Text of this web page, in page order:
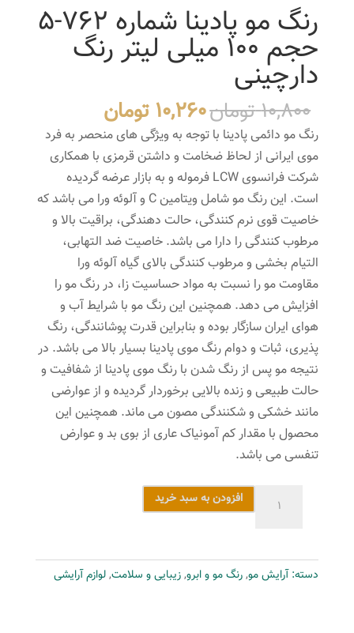
رنگ مو پادینا شماره 762-5
حجم 100 میلی لیتر رنگ
دارچینی
10,800تومانقیمت
اصلی
10,800 تومان
بود.
10,260تومانقیمت
فعلی
10,260 تومان
است.
رنگ مو دائمی پادینا با توجه به ویژگی های منحصر به فرد
موی ایرانی از لحاظ ضخامت و داشتن قرمزی با همکاری
شرکت فرانسوی LCW فرموله و به بازار عرضه گردیده
است. این رنگ مو شامل ویتامین C و آلوئه ورا می باشد که
خاصیت قوی نرم کنندگی، حالت دهندگی، براقیت بالا و
مرطوب کنندگی را دارا می باشد. خاصیت ضد التهابی،
التیام بخشی و مرطوب کنندگی بالای گیاه آلوئه ورا
مقاومت مو را نسبت به مواد حساسیت زا، در رنگ مو را
افزایش می دهد. همچنین این رنگ مو با شرایط آب و
هوای ایران سازگار بوده و بنابراین قدرت پوشانندگی، رنگ
پذیری، ثبات و دوام رنگ موی پادینا بسیار بالا می باشد. در
نتیجه مو پس از رنگ شدن با رنگ موی پادینا از شفافیت و
حالت طبیعی و زنده بالایی برخوردار گردیده و از عوارضی
مانند خشکی و شکنندگی مصون می ماند. همچنین این
محصول با مقدار کم آمونیاک عاری از بوی بد و عوارض
تنفسی می باشد.
شماره
762-
افزودن به سبد خرید
دسته:آرایش مو,رنگ مو و ابرو,زیبایی و سلامت,لوازم آرایشی